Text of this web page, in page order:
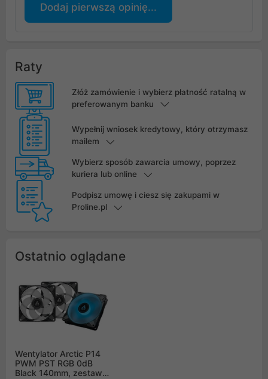
Dodaj pierwszą opinię...
Raty
Złóż zamówienie i wybierz płatność ratalną w
preferowanym banku
Wypełnij wniosek kredytowy, który otrzymasz
mailem
Wybierz sposób zawarcia umowy, poprzez
kuriera lub online
Podpisz umowę i ciesz się zakupami w
Proline.pl
Ostatnio oglądane
Wentylator Arctic P14
PWM PST RGB 0dB
Black 140mm, zestaw